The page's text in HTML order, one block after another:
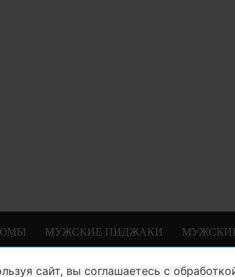
МУЖСКИЕ ПИДЖАКИ
8
сайт, вы соглашаетесь с